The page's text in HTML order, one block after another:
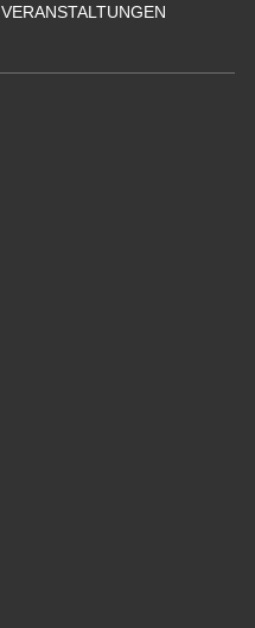
VERANSTALTUNGEN